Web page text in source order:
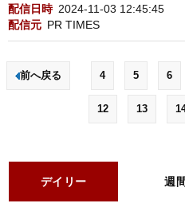
配信日時 2024-11-03 12:45:45
配信元 PR TIMES
前へ戻る 4 5 6
12 13
デイリー 週